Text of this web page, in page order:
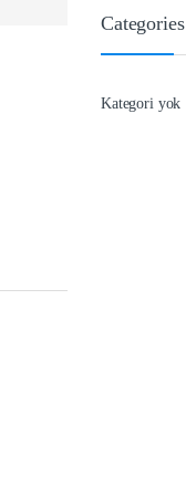
Categories
Kategori yok